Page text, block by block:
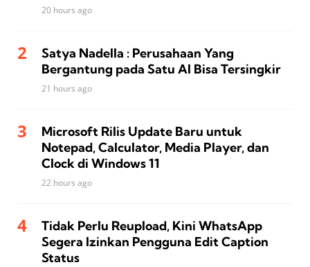
20 hours ago
Satya Nadella : Perusahaan Yang
Bergantung pada Satu AI Bisa Tersingkir
21 hours ago
Microsoft Rilis Update Baru untuk
Notepad, Calculator, Media Player, dan
Clock di Windows 11
22 hours ago
Tidak Perlu Reupload, Kini WhatsApp
Segera Izinkan Pengguna Edit Caption
Status